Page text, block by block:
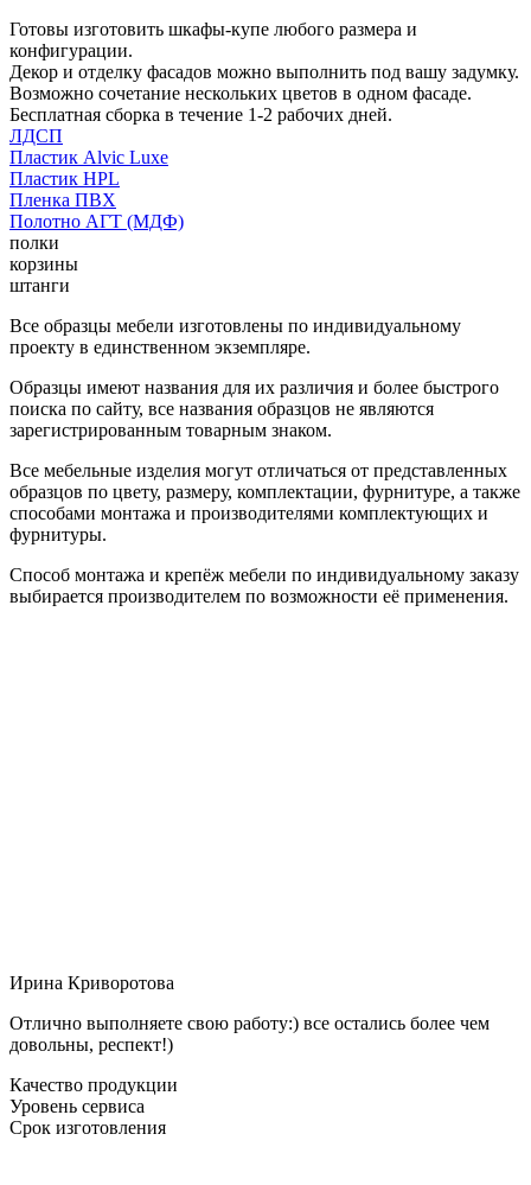
Готовы изготовить шкафы-купе любого размера и
конфигурации.
Декор и отделку фасадов можно выполнить под вашу задумку.
Возможно сочетание нескольких цветов в одном фасаде.
Бесплатная сборка в течение 1-2 рабочих дней.
ЛДСП
Пластик Alvic Luxe
Пластик HPL
Пленка ПВХ
Полотно АГТ (МДФ)
полки
корзины
штанги
Все образцы мебели изготовлены по индивидуальному
проекту в единственном экземпляре.
Образцы имеют названия для их различия и более быстрого
поиска по сайту, все названия образцов не являются
зарегистрированным товарным знаком.
Все мебельные изделия могут отличаться от представленных
образцов по цвету, размеру, комплектации, фурнитуре, а также
способами монтажа и производителями комплектующих и
фурнитуры.
Способ монтажа и крепёж мебели по индивидуальному заказу
выбирается производителем по возможности её применения.
Ирина Криворотова
Отлично выполняете свою работу:) все остались более чем
довольны, респект!)
Качество продукции
Уровень сервиса
Срок изготовления